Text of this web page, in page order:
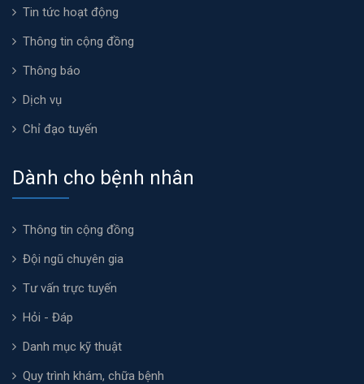
Tin tức hoạt động
Thông tin cộng đồng
Thông báo
Dịch vụ
Chỉ đạo tuyến
Dành cho bệnh nhân
Thông tin cộng đồng
Đội ngũ chuyên gia
Tư vấn trực tuyến
Hỏi - Đáp
Danh mục kỹ thuật
Quy trình khám, chữa bệnh